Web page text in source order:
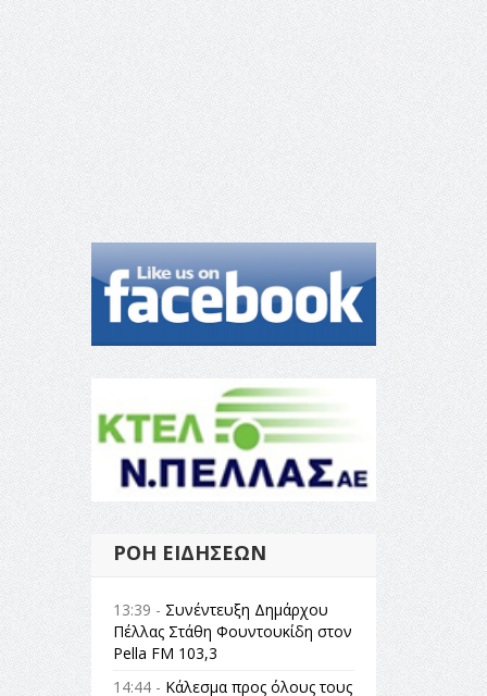
ΡΟΉ ΕΙΔΉΣΕΩΝ
13:39 - Συνέντευξη Δημάρχου
Πέλλας Στάθη Φουντουκίδη στον
Pella FM 103,3
14:44 - Κάλεσμα προς όλους τους